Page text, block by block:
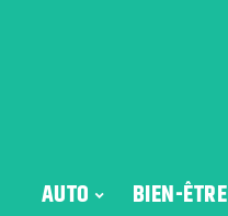
AUTO BIEN-ÊTRE